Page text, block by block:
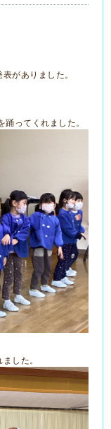
がありました。
ってくれました。
した。